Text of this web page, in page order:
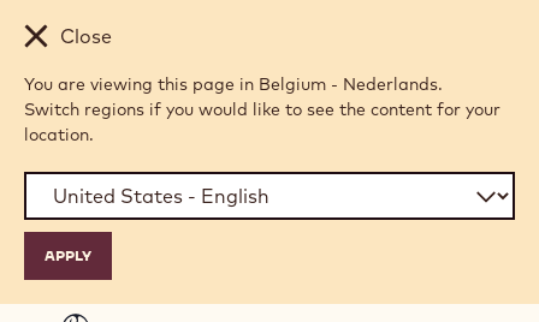
Skip to main content
Close
You are viewing this page in Belgium - Nederlands.
Switch regions if you would like to see the content for your
location.